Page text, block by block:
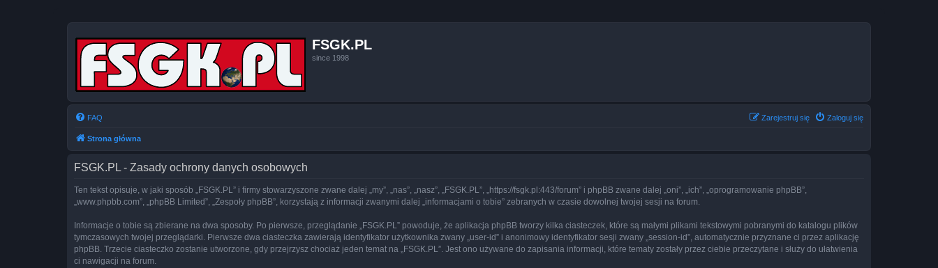
FSGK.PL
since 1998
FAQ Zaloguj się
Zarejestruj się
Strona główna
FSGK.PL - Zasady ochrony danych osobowych
Ten tekst opisuje, w jaki sposób „FSGK.PL” i firmy stowarzyszone zwane dalej „my”, „nas”, „nasz”, „FSGK.PL”, „https://fsgk.pl:443/forum” i phpBB zwane dalej „oni”, „ich”, „oprogramowanie phpBB”,
„www.phpbb.com”, „phpBB Limited”, „Zespoły phpBB”, korzystają z informacji zwanymi dalej „informacjami o tobie” zebranych w czasie dowolnej twojej sesji na forum.
Informacje o tobie są zbierane na dwa sposoby. Po pierwsze, przeglądanie „FSGK.PL” powoduje, że aplikacja phpBB tworzy kilka ciasteczek, które są małymi plikami tekstowymi pobranymi do katalogu plików
tymczasowych twojej przeglądarki. Pierwsze dwa ciasteczka zawierają identyfikator użytkownika zwany „user-id” i anonimowy identyfikator sesji zwany „session-id”, automatycznie przyznane ci przez aplikację
phpBB. Trzecie ciasteczko zostanie utworzone, gdy przejrzysz chociaż jeden temat na „FSGK.PL”. Jest ono używane do zapisania informacji, które tematy zostały przez ciebie przeczytane i służy do ułatwienia
ci nawigacji na forum.